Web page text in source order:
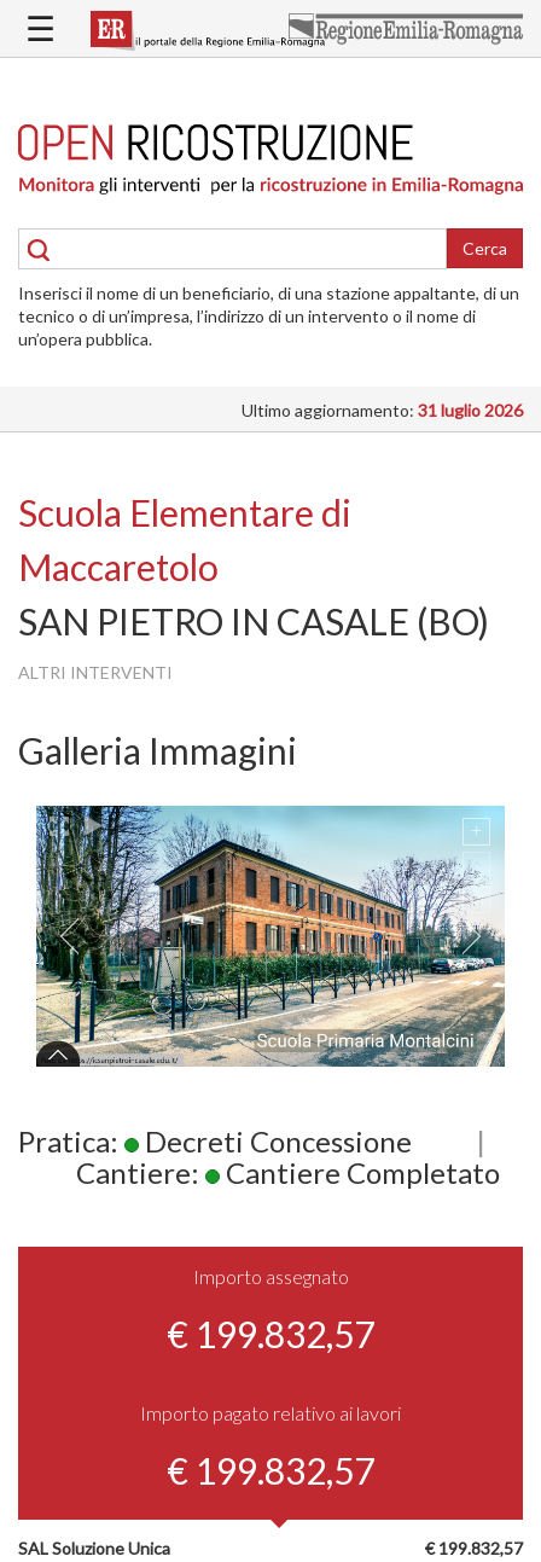
contenuto
RICOSTRUZIONE
PUBBLICA
DELLE
ABITAZIONI
RICOSTRUZIONE
ATTIVITÀ
INTERVENTI
SI
☰
Cerca
Inserisci il nome di un beneficiario, di una stazione appaltante, di un
tecnico o di un’impresa, l’indirizzo di un intervento o il nome di
un’opera pubblica.
Ultimo aggiornamento: 31 luglio 2026
Scuola Elementare di
Maccaretolo
SAN PIETRO IN CASALE (BO)
ALTRI INTERVENTI
Galleria Immagini
Pratica: Decreti Concessione
|
Cantiere:
Cantiere Completato
Importo assegnato
€ 199.832,57
Importo pagato relativo ai lavori
€ 199.832,57
€ 199.832,57
SAL Soluzione Unica